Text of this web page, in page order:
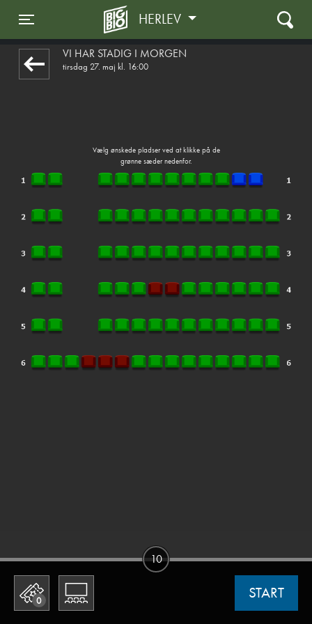
Toggle navigation
HERLEV
VI HAR STADIG I MORGEN
tirsdag 27. maj kl. 16:00
Vælg ønskede pladser ved at klikke på de
grønne sæder nedenfor.
0 START
10
front05-temp 063657